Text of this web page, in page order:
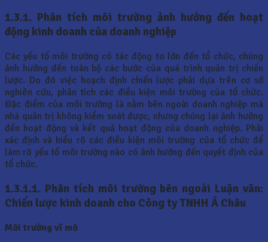
1.3.1. Phân tích môi trường ảnh hưởng đến hoạt
động kinh doanh của doanh nghiệp
Các yếu tố môi trường có tác động to lớn đến tổ chức, chúng
ảnh hưởng đến toàn bộ các bước của quá trình quản trị chiến
lược. Do đó việc hoạch định chiến lược phải dựa trên cơ sở
nghiên cứu, phân tích các điều kiện môi trường của tổ chức.
Đặc điểm của môi trường là nằm bên ngoài doanh nghiệp mà
nhà quản trị không kiểm soát được, nhưng chúng lại ảnh hưởng
đến hoạt động và kết quả hoạt động của doanh nghiệp. Phải
xác định và hiểu rõ các điều kiện môi trường của tổ chức để
làm rõ yếu tố môi trường nào có ảnh hưởng đến quyết định của
tổ chức.
1.3.1.1. Phân tích môi trường bên ngoài Luận văn:
Chiến lược kinh doanh cho Công ty TNHH Á Châu
Môi trường vĩ mô